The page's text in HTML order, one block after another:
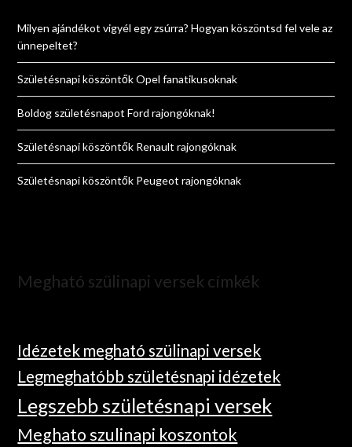
Milyen ajándékot vigyél egy zsúrra? Hogyan köszöntsd fel vele az
ünnepeltet?
Születésnapi köszöntők Opel fanatikusoknak
Boldog születésnapot Ford rajongóknak!
Születésnapi köszöntők Renault rajongóknak
Születésnapi köszöntők Peugeot rajongóknak
Megható szülinapi versek címkék
Idézetek megható szülinapi versek
Legmeghatóbb születésnapi idézetek
Legszebb születésnapi versek
Meghato szulinapi koszontok